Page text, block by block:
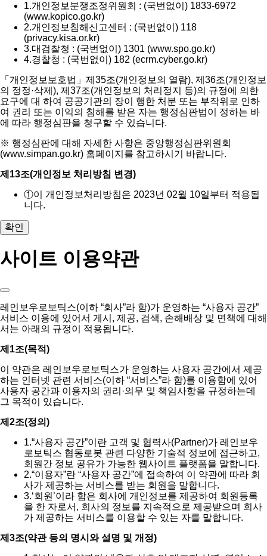
1.개인정보분쟁조정위원회 : (국번없이) 1833-6972
(www.kopico.go.kr)
2.개인정보침해신고센터 : (국번없이) 118
(privacy.kisa.or.kr)
3.대검찰청 : (국번없이) 1301 (www.spo.go.kr)
4.경찰청 : (국번없이) 182 (ecrm.cyber.go.kr)
「개인정보보호법」제35조(개인정보의 열람), 제36조(개인정보
의 정정·삭제), 제37조(개인정보의 처리정지 등)의 규정에 의한
요구에 대 하여 공공기관의 장이 행한 처분 또는 부작위로 인하
여 권리 또는 이익의 침해를 받은 자는 행정심판법이 정하는 바
에 따라 행정심판을 청구할 수 있습니다.
※ 행정심판에 대해 자세한 사항은 중앙행정심판위원회
(www.simpan.go.kr) 홈페이지를 참고하시기 바랍니다.
제13조(개인정보 처리방침 변경)
①이 개인정보처리방침은 2023년 02월 10일부터 적용됩
니다.
확인
사이트 이용약관
레인보우로보틱스(이하 “회사”라 함)가 운영하는 “사용자 공간”
서비스 이용에 있어서 게시, 제공, 검색, 손해배상 및 면책에 대해
서는 아래의 규정이 적용됩니다.
제1조(목적)
이 약관은 레인보우로보틱스가 운영하는 사용자 공간에서 제공
하는 인터넷 관련 서비스(이하 “서비스”라 함)를 이용함에 있어
사용자 공간과 이용자의 권리·의무 및 책임사항을 규정하는데
그 목적이 있습니다.
제2조(정의)
1.“사용자 공간”이란 고객 및 협력사(Partner)가 레인보우
로보틱스 협동로봇 관련 다양한 기술적 정보에 접근하고,
회원간 정보 공유가 가능한 웹사이트 플랫폼을 말합니다.
2.“이용자”란 “사용자 공간”에 접속하여 이 약관에 따라 회
사가 제공하는 서비스를 받는 회원을 말합니다.
3.‘회원’이라 함은 회사에 개인정보를 제공하여 회원등록
을 한 자로서, 회사의 정보를 지속적으로 제공받으며 회사
가 제공하는 서비스를 이용할 수 있는 자를 말합니다.
제3조(약관 등의 명시와 설명 및 개정)